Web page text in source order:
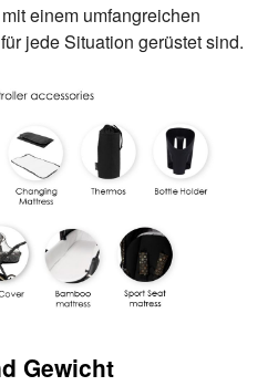
einem umfangreichen
jede Situation gerüstet sind.
Gewicht